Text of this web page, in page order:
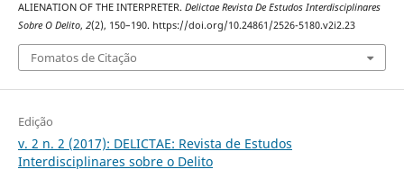
ALIENATION OF THE INTERPRETER. Delictae Revista De Estudos Interdisciplinares
Sobre O Delito, 2(2), 150–190. https://doi.org/10.24861/2526-5180.v2i2.23
Fomatos de Citação
Edição
v. 2 n. 2 (2017): DELICTAE: Revista de Estudos
Interdisciplinares sobre o Delito